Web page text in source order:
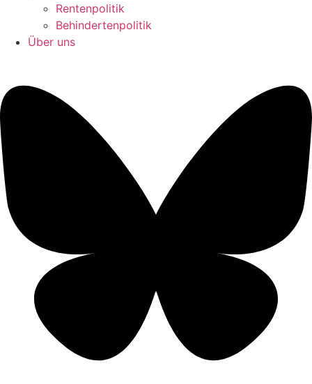
Rentenpolitik
Behindertenpolitik
Über uns